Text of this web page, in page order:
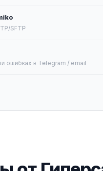
SFTP
ошибках в Telegram / email